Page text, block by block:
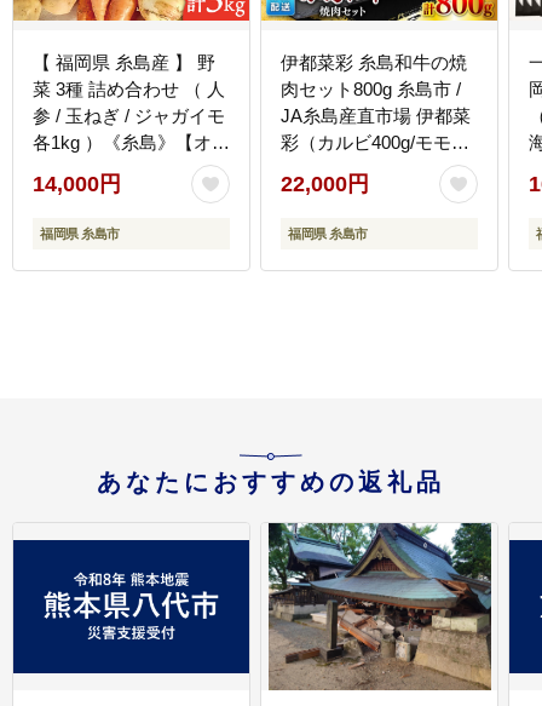
【 福岡県 糸島産 】 野
菜 3種 詰め合わせ （ 人
参 / 玉ねぎ / ジャガイモ
各1kg ）《糸島》【オー
ガニックナガミツファ
ーム】 [AGE027]
14,000円
福岡県 糸島市
伊都菜彩 糸島和牛の焼
肉セット800g 糸島市 /
JA糸島産直市場 伊都菜
彩（カルビ400g/モモ
400g） [AED008]
22,000円
福岡県 糸島市
あなたにおすすめの返礼品